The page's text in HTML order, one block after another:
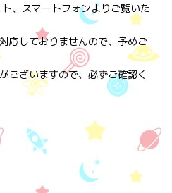
、スマートフォンよりご覧いた
応しておりませんので、予めご
ございますので、必ずご確認く